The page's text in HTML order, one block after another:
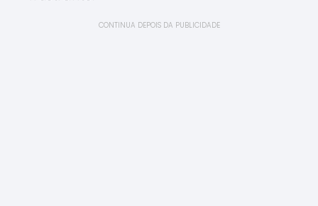
CONTINUA DEPOIS DA PUBLICIDADE